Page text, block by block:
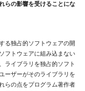
らの影響を受けることにな
る独占的ソフトウェアの開
フトウェアに組み込まない
ライブラリを独占的ソフト
ーザーがそのライブラリを
らの点をプログラム著作者